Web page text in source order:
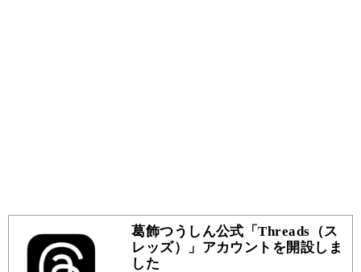
葛飾つうしん公式「Threads（ス
レッズ）」アカウントを開設しま
した